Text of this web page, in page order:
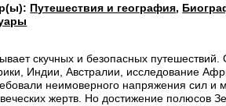
Путешествия и география,
скучных и безопасных путешествий.
Индии, Австралии, исследование
неимоверного напряжения сил и
жертв. Но достижение полюсов